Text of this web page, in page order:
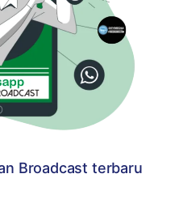
Broadcast terbaru